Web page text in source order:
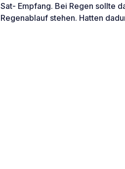
Sat- Empfang. Bei Regen sollte
Regenablauf stehen. Hatten